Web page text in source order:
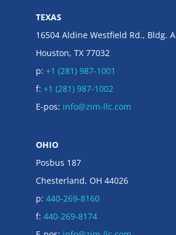
TEXAS
16504 Aldine Westfield Rd., Bldg. A
Houston, TX 77032
p: +1 (281) 987-1001
f: +1 (281) 987-1002
E-pos: info@zim-llc.com
OHIO
Posbus 187
Chesterland, OH 44026
p: 440-269-8160
f: 440-269-8174